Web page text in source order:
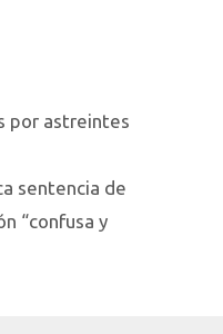
por astreintes
sentencia de
“confusa y